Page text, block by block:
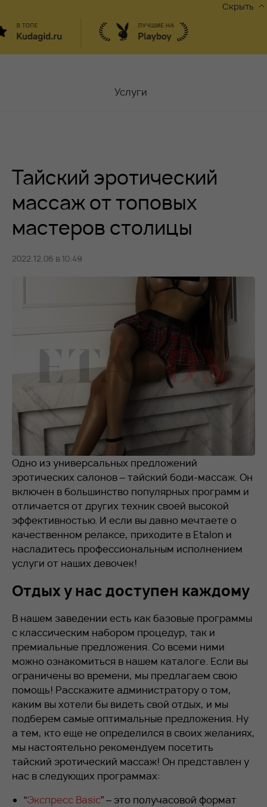
Скрыть
Услуги
Вакансии
Москва,
RU EN
Тайский эротический
массаж от топовых
мастеров столицы
2022.12.06 в 10:49
Одно из универсальных предложений
эротических салонов – тайский боди-массаж. Он
включен в большинство популярных программ и
отличается от других техник своей высокой
эффективностью. И если вы давно мечтаете о
качественном релаксе, приходите в Etalon и
насладитесь профессиональным исполнением
услуги от наших девочек!
Отдых у нас доступен каждому
В нашем заведении есть как базовые программы
с классическим набором процедур, так и
премиальные предложения. Со всеми ними
можно ознакомиться в нашем каталоге. Если вы
ограничены во времени, мы предлагаем свою
помощь! Расскажите администратору о том,
каким вы хотели бы видеть свой отдых, и мы
подберем самые оптимальные предложения. Ну
а тем, кто еще не определился в своих желаниях,
мы настоятельно рекомендуем посетить
тайский эротический массаж! Он представлен у
нас в следующих программах:
“Экспресс Basic” – это получасовой формат